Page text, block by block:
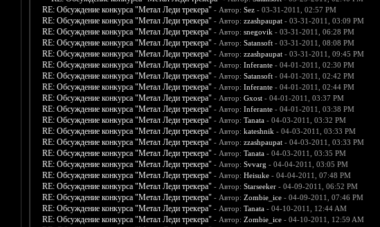
RE: Обсуждение конкурса "Метал Леди трекера" - Автор: Sez- 03-31-2011, 02:57 PM
RE: Обсуждение конкурса "Метал Леди трекера" - Автор: zzashpaupat- 03-31-2011, 03:09 PM
RE: Обсуждение конкурса "Метал Леди трекера" - Автор: snegovik - 03-31-2011, 06:28 PM
RE: Обсуждение конкурса "Метал Леди трекера" - Автор: Satansoft- 03-31-2011, 08:08 PM
RE: Обсуждение конкурса "Метал Леди трекера" - Автор: zzashpaupat- 03-31-2011, 09:45 PM
RE: Обсуждение конкурса "Метал Леди трекера" - Автор: Inferante- 04-01-2011, 02:30 PM
RE: Обсуждение конкурса "Метал Леди трекера" - Автор: Satansoft- 04-01-2011, 02:42 PM
RE: Обсуждение конкурса "Метал Леди трекера" - Автор: Inferante- 04-01-2011, 02:44 PM
RE: Обсуждение конкурса "Метал Леди трекера" - Автор: Gxost- 04-01-2011, 03:37 PM
RE: Обсуждение конкурса "Метал Леди трекера" - Автор: Inferante- 04-01-2011, 03:38 PM
RE: Обсуждение конкурса "Метал Леди трекера" - Автор: Tanata- 04-03-2011, 03:32 PM
RE: Обсуждение конкурса "Метал Леди трекера" - Автор: kateshnik - 04-03-2011, 03:33 PM
RE: Обсуждение конкурса "Метал Леди трекера" - Автор: zzashpaupat- 04-03-2011, 03:33 PM
RE: Обсуждение конкурса "Метал Леди трекера" - Автор: Tanata- 04-03-2011, 03:35 PM
RE: Обсуждение конкурса "Метал Леди трекера" - Автор: Svvarg - 04-04-2011, 03:05 PM
RE: Обсуждение конкурса "Метал Леди трекера" - Автор: Heisuke- 04-04-2011, 07:48 PM
RE: Обсуждение конкурса "Метал Леди трекера" - Автор: Starseeker- 04-09-2011, 06:52 PM
RE: Обсуждение конкурса "Метал Леди трекера" - Автор: Zombie_ice- 04-09-2011, 07:46 PM
RE: Обсуждение конкурса "Метал Леди трекера" - Автор: Tanata- 04-10-2011, 12:44 AM
RE: Обсуждение конкурса "Метал Леди трекера" - Автор: Zombie_ice- 04-10-2011, 12:59 AM